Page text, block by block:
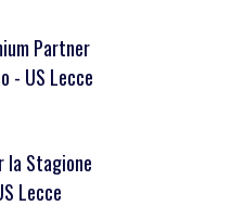
Partner
- US Lecce
la Stagione
Lecce